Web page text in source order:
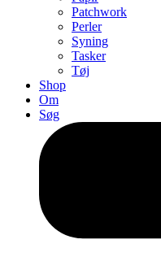
Patchwork
Perler
Syning
Tasker
Tøj
Shop
Om
Søg